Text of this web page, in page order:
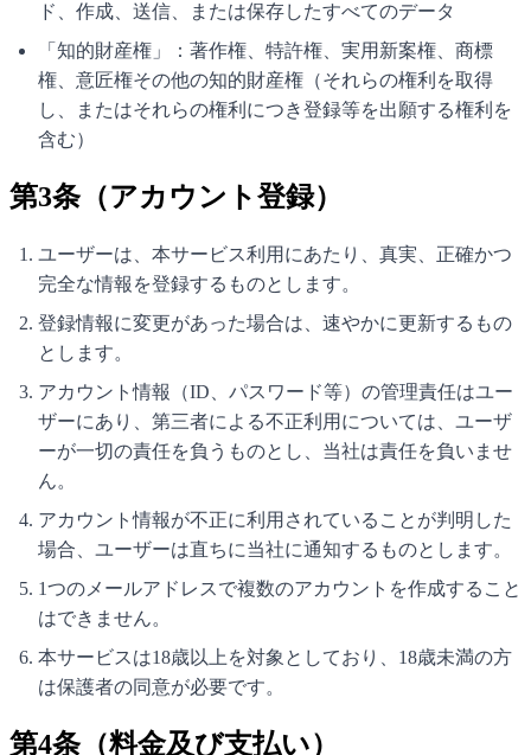
ド、作成、送信、または保存したすべてのデータ
「知的財産権」：著作権、特許権、実用新案権、商標
権、意匠権その他の知的財産権（それらの権利を取得
し、またはそれらの権利につき登録等を出願する権利を
含む）
第3条（アカウント登録）
ユーザーは、本サービス利用にあたり、真実、正確かつ
完全な情報を登録するものとします。
登録情報に変更があった場合は、速やかに更新するもの
とします。
アカウント情報（ID、パスワード等）の管理責任はユー
ザーにあり、第三者による不正利用については、ユーザ
ーが一切の責任を負うものとし、当社は責任を負いませ
ん。
アカウント情報が不正に利用されていることが判明した
場合、ユーザーは直ちに当社に通知するものとします。
1つのメールアドレスで複数のアカウントを作成すること
はできません。
本サービスは18歳以上を対象としており、18歳未満の方
は保護者の同意が必要です。
第4条（料金及び支払い）